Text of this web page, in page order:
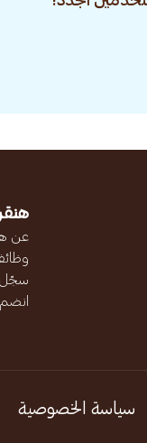
عن
سجّل
سياسة الخصوصية